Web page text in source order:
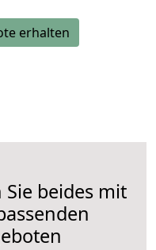
erhalten
Sie beides mit